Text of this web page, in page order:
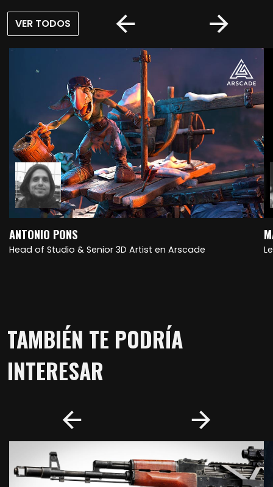
VER TODOS
ANTONIO PONS
Head of Studio & Senior 3D Artist en Arscade
TAMBIÉN TE PODRÍA
INTERESAR